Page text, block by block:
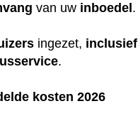
van uw inboedel .
ingezet, inclusief
.
kosten 2026